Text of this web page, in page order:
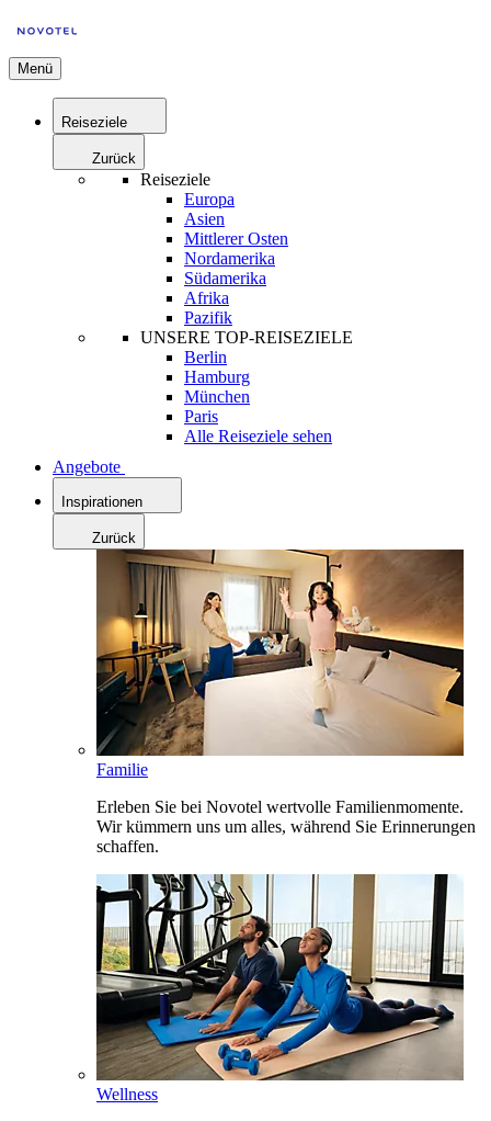
Menü
Reiseziele
Zurück
Reiseziele
Europa
Asien
Mittlerer Osten
Nordamerika
Südamerika
Afrika
Pazifik
UNSERE TOP-REISEZIELE
Berlin
Hamburg
München
Paris
Alle Reiseziele sehen
Angebote
Inspirationen
Zurück
Familie
Erleben Sie bei Novotel wertvolle Familienmomente.
Wir kümmern uns um alles, während Sie Erinnerungen
schaffen.
Wellness